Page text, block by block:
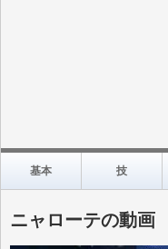
基本 技
ニャローテの動画